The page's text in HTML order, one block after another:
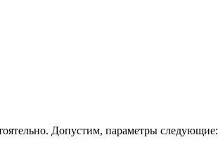
Допустим, параметры следующие: